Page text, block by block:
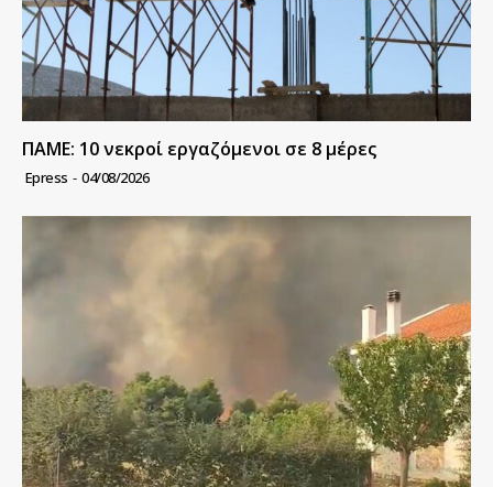
ΠΑΜΕ: 10 νεκροί εργαζόμενοι σε 8 μέρες
Epress - 04/08/2026